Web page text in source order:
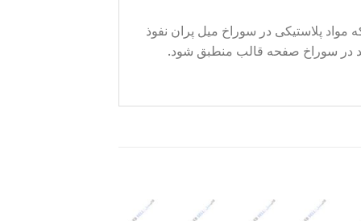
پلاستیکی در سوراخ میل پران نفوذ
در سوراخ صفحه قالب منطبق شود.